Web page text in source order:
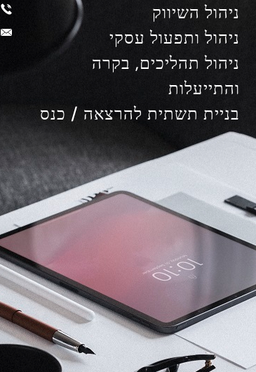
ניהול השיווק
ניהול ותפעול עסקי
ניהול תהליכים, בקרה
והתייעלות
בניית תשתית להרצאה / כנס